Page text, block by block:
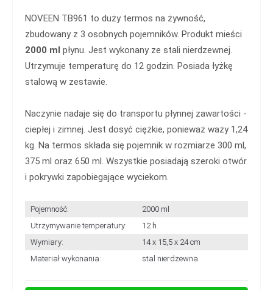
NOVEEN TB961 to duży termos na żywność,
zbudowany z 3 osobnych pojemników. Produkt mieści
2000 ml płynu. Jest wykonany ze stali nierdzewnej.
Utrzymuje temperaturę do 12 godzin. Posiada łyżkę
stalową w zestawie.
Naczynie nadaje się do transportu płynnej zawartości -
ciepłej i zimnej. Jest dosyć ciężkie, ponieważ waży 1,24
kg. Na termos składa się pojemnik w rozmiarze 300 ml,
375 ml oraz 650 ml. Wszystkie posiadają szeroki otwór
i pokrywki zapobiegające wyciekom.
Pojemność:
2000 ml
Utrzymywanie temperatury:
12 h
Wymiary:
14 x 15,5 x 24 cm
Materiał wykonania:
stal nierdzewna